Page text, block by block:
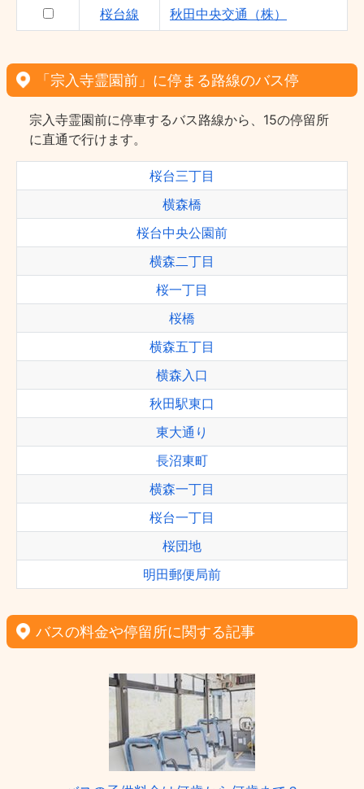
桜台線 秋田中央交通（株）
「宗入寺霊園前」に停まる路線のバス停
宗入寺霊園前に停車するバス路線から、15の停留所
に直通で行けます。
桜台三丁目
横森橋
桜台中央公園前
横森二丁目
桜一丁目
桜橋
横森五丁目
横森入口
秋田駅東口
東大通り
長沼東町
横森一丁目
桜台一丁目
桜団地
明田郵便局前
バスの料金や停留所に関する記事